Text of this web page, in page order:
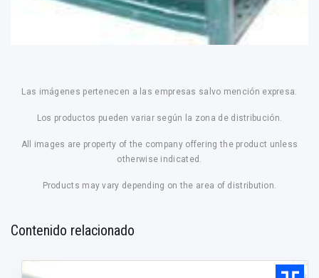
Las imágenes pertenecen a las empresas salvo mención expresa.
Los productos pueden variar según la zona de distribución.
All images are property of the company offering the product unless
otherwise indicated.
Products may vary depending on the area of distribution.
Contenido relacionado